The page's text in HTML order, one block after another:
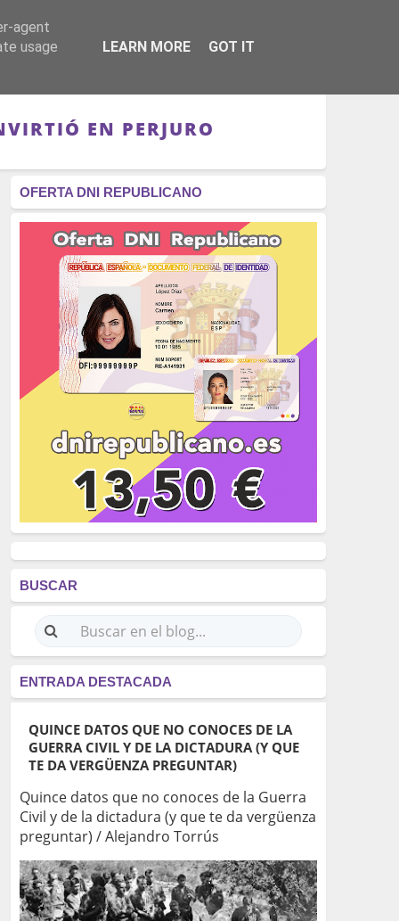
RÉGIMEN - MONARQUÍA
EN PERJURO
OFERTA DNI REPUBLICANO
BUSCAR
ENTRADA DESTACADA
QUINCE DATOS QUE NO CONOCES DE LA
GUERRA CIVIL Y DE LA DICTADURA (Y QUE
TE DA VERGÜENZA PREGUNTAR)
Quince datos que no conoces de la Guerra
Civil y de la dictadura (y que te da vergüenza
preguntar) / Alejandro Torrús
agent
usage
LEARN MORE GOT IT